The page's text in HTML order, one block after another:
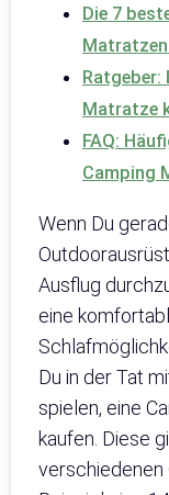
Die 7
Matratze
FAQ:
Camping
Wenn Du
Ausflug
eine
Du in der Tat
spielen, eine
kaufen. Diese
verschiedenen